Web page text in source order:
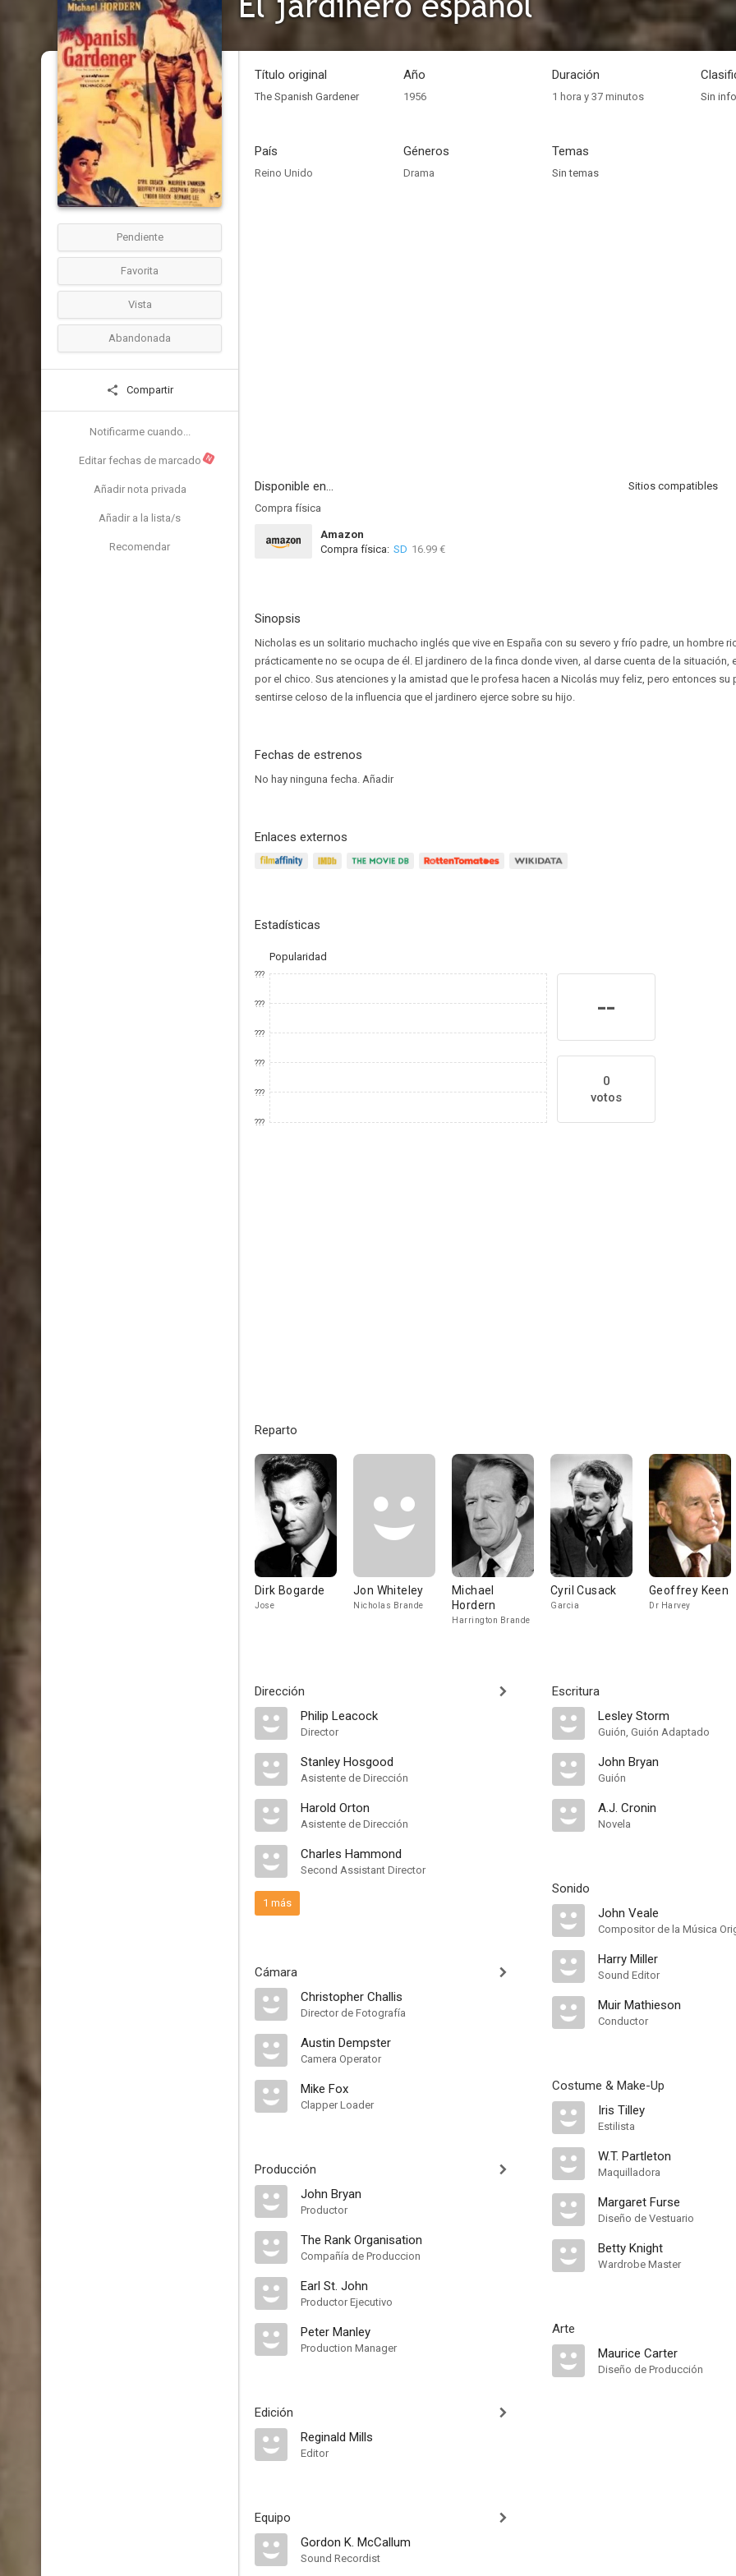
Pendiente
Favorita
Vista
Abandonada
Compartir
Notificarme cuando...
Editar fechas de marcado N
Añadir nota privada
Añadir a la lista/s
Recomendar
Título original
The Spanish Gardener
Año
1956
Duración
1 hora y 37 minutos Sin
País
Reino Unido
Géneros
Drama
Temas
Sin temas
Disponible en...
Sitios compatibles
Compra física
Amazon
Compra física: SD 16.99 €
Sinopsis
Nicholas es un solitario muchacho inglés que vive en España con su severo y frío padre, un hombre
prácticamente no se ocupa de él. El jardinero de la finca donde viven, al darse cuenta de la situación,
por el chico. Sus atenciones y la amistad que le profesa hacen a Nicolás muy feliz, pero entonces su
sentirse celoso de la influencia que el jardinero ejerce sobre su hijo.
Fechas de estrenos
No hay ninguna fecha. Añadir
Enlaces externos
Estadísticas
Popularidad
???
???
???
???
???
???
--
0
votos
Reparto
Dirk Bogarde
Jose
Jon Whiteley
Nicholas Brande
Michael
Hordern
Harrington Brande
Cyril Cusack
Garcia
Geoffrey Keen
Dr Harvey
Dirección
Philip Leacock
Director
Stanley Hosgood
Asistente de Dirección
Harold Orton
Asistente de Dirección
Charles Hammond
Second Assistant Director
1 más
Cámara
Christopher Challis
Director de Fotografía
Austin Dempster
Camera Operator
Mike Fox
Clapper Loader
Producción
John Bryan
Productor
The Rank Organisation
Compañía de Produccion
Earl St. John
Productor Ejecutivo
Peter Manley
Production Manager
Edición
Reginald Mills
Editor
Equipo
Gordon K. McCallum
Sound Recordist
Escritura
Lesley Storm
Guión, Guión Adaptado
John Bryan
Guión
A.J. Cronin
Novela
Sonido
John Veale
Compositor de la Música
Harry Miller
Sound Editor
Muir Mathieson
Conductor
Costume & Make-Up
Iris Tilley
Estilista
W.T. Partleton
Maquilladora
Margaret Furse
Diseño de Vestuario
Betty Knight
Wardrobe Master
Arte
Maurice Carter
Diseño de Producción